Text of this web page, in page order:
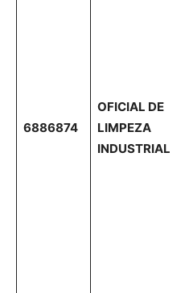
6886874
OFICIAL DE
LIMPEZA
INDUSTRIAL